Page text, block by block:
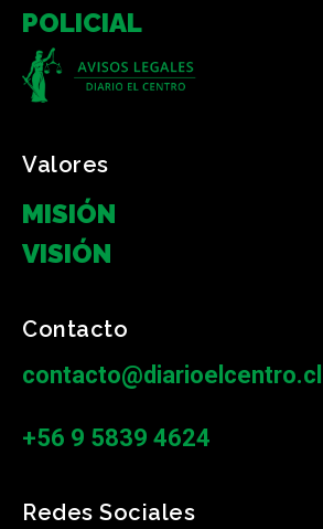
POLICIAL
Valores
MISIÓN
VISIÓN
Contacto
contacto@diarioelcentro.cl
+56 9 5839 4624
Redes Sociales